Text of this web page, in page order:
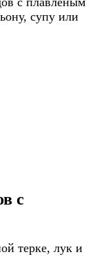
супу или
с
терке, лук и